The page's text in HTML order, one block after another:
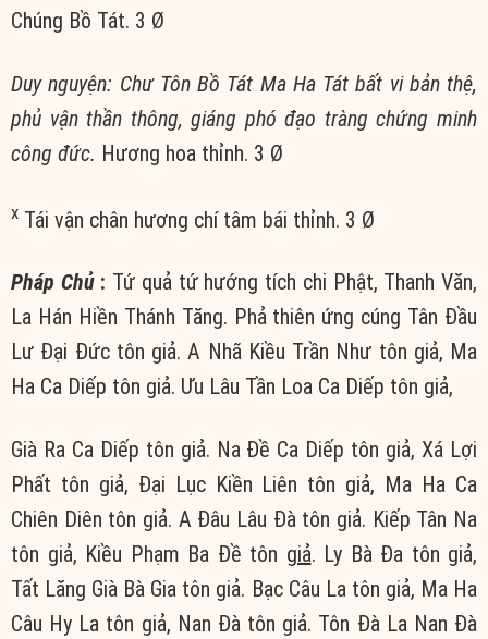
Chúng Bồ Tát. 3 Ø
Duy nguyện: Chư Tôn Bồ Tát Ma Ha Tát bất vi bản thệ,
phủ vận thần thông, giáng phó đạo tràng chứng minh
công đức. Hương hoa thỉnh. 3 Ø
x Tái vận chân hương chí tâm bái thỉnh. 3 Ø
Pháp Chủ : Tứ quả tứ hướng tích chi Phật, Thanh Văn,
La Hán Hiền Thánh Tăng. Phả thiên ứng cúng Tân Đầu
Lư Đại Đức tôn giả. A Nhã Kiều Trần Như tôn giả, Ma
Ha Ca Diếp tôn giả. Ưu Lâu Tần Loa Ca Diếp tôn giả,
Già Ra Ca Diếp tôn giả. Na Đề Ca Diếp tôn giả, Xá Lợi
Phất tôn giả, Đại Lục Kiền Liên tôn giả, Ma Ha Ca
Chiên Diên tôn giả. A Đâu Lâu Đà tôn giả. Kiếp Tân Na
tôn giả, Kiều Phạm Ba Đề tôn giả. Ly Bà Đa tôn giả,
Tất Lăng Già Bà Gia tôn giả. Bạc Câu La tôn giả, Ma Ha
Câu Hy La tôn giả, Nan Đà tôn giả. Tôn Đà La Nan Đà